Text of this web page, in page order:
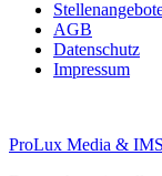
AGB
Datenschutz
Impressum
ProLux Media &